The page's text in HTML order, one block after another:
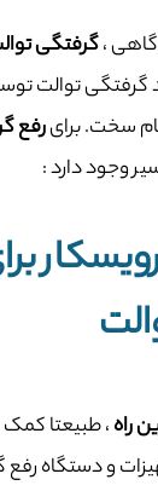
،گرفتگی
گرفتگی توالت
سخت. برایرفع
وجود دارد :
راه، طبیعتا
و دستگاه